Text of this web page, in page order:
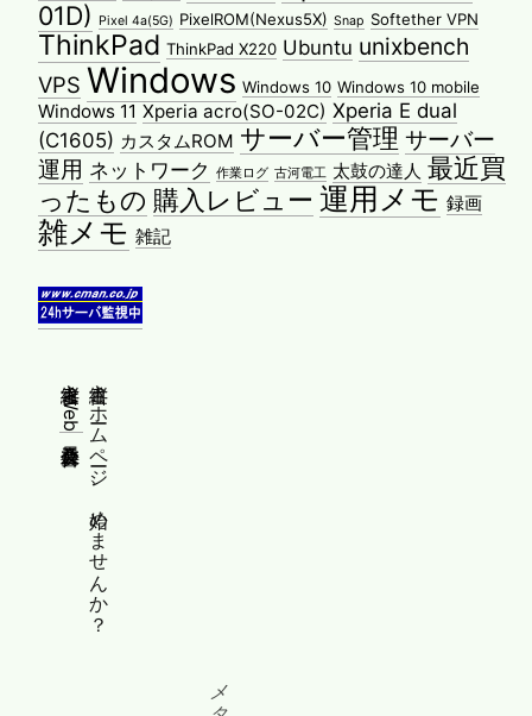
01D)
Pixel 4a(5G) PixelROM(Nexus5X) Snap Softether VPN
ThinkPad ThinkPad X220 Ubuntu unixbench
VPS Windows Windows 10 Windows 10 mobile
Windows 11 Xperia acro(SO-02C) Xperia E dual
(C1605) カスタムROM サーバー管理 サーバー
運用 ネットワーク 作業ログ 古河電工 太鼓の達人 最近買
ったもの 購入レビュー 運用メモ 録画
雑メモ 雑記
縦書きホームページ、始めませんか？
縦書きWeb普及委員会
メタ情報